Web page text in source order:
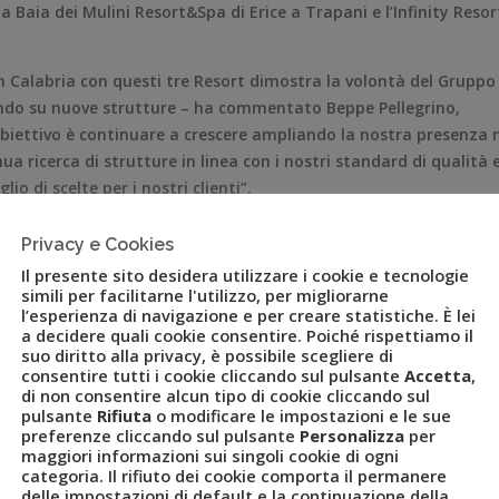
dei Mulini Resort&Spa di Erice a Trapani e l’Infinity
Calabria con questi tre Resort dimostra la volontà del Gruppo
su nuove strutture – ha commentato Beppe Pellegrino,
è continuare a crescere ampliando la nostra presenza
ricerca di strutture in linea con i nostri standard di qualità
di scelte per i nostri clienti”.
di Caltanissetta, è una struttura a 4 stelle che offre
Si trova di fianco al Castello di Falconara, a 10 minuti di
e a meno di un’ora da Agrigento, Valle dei Templi e Scala
di solarium, palestra, campo da tennis, piscina, centro
65 camere: matrimoniale classica, familiare con doppia
e suite executive. Le camere sono tutte dotate di aria
asciugacapelli, Wi-Fi e cassetta di sicurezza.
che si trova proprio sulla spiaggia di Erice Mare, in provincia
Privacy e Cookies
Il presente sito desidera utilizzare i cookie e tecnologie
simili per facilitarne l'utilizzo, per migliorarne
l’esperienza di navigazione e per creare statistiche. È lei
a decidere quali cookie consentire. Poiché rispettiamo il
suo diritto alla privacy, è possibile scegliere di
consentire tutti i cookie cliccando sul pulsante Accetta,
di non consentire alcun tipo di cookie cliccando sul
pulsante Rifiuta o modificare le impostazioni e le sue
preferenze cliccando sul pulsante Personalizza per
maggiori informazioni sui singoli cookie di ogni
categoria. Il rifiuto dei cookie comporta il permanere